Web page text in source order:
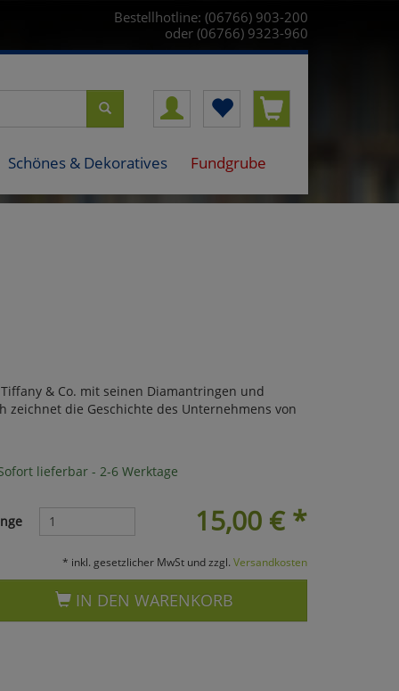
Bestellhotline: (06766) 903-200
oder (06766) 9323-960
Schönes & Dekoratives Fundgrube
& Co. mit seinen Diamantringen und
zeichnet die Geschichte des Unternehmens von
lieferbar - 2-6 Werktage
15,00 €*
* inkl. gesetzlicher MwSt und zzgl. Versandkosten
IN DEN WARENKORB